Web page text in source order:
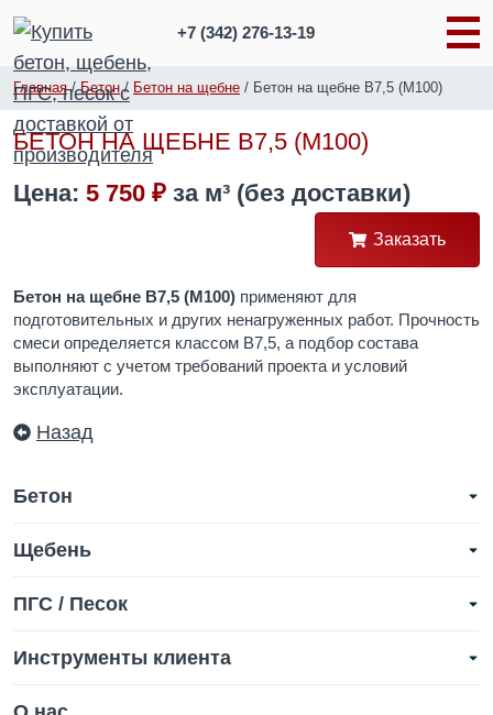
+7 (342)276-13-19
Главная/Бетон/ Бетон на щебне / Бетон на щебне B7,5 (М100)
Бетон
Щебень
ПГС / Песок
Инструменты клиента
БЕТОН НА ЩЕБНЕ B7,5 (М100)
Цена: 5 750 ₽ за м³ (без доставки)
Заказать
Бетон на щебне B7,5 (М100) применяют для
подготовительных и других ненагруженных работ. Прочность
смеси определяется классом B7,5, а подбор состава
выполняют с учетом требований проекта и условий
эксплуатации.
Назад